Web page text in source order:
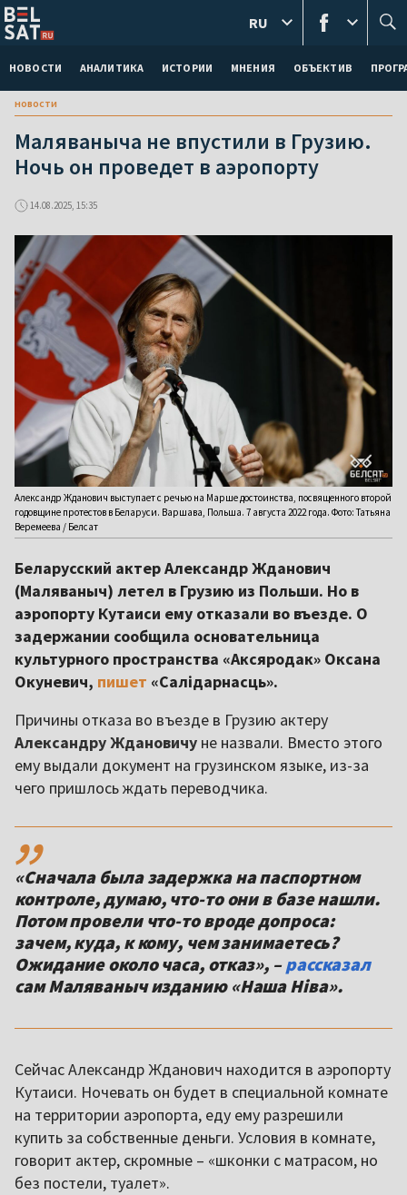
НОВОСТИ АНАЛИТИКА ИСТОРИИ МНЕНИЯ ОБЪЕКТИВ
RU
новости
Маляваныча не впустили в Грузию.
Ночь он проведет в аэропорту
14.08.2025, 15:35
Александр Жданович выступает с речью на Марше достоинства, посвященного второй
годовщине протестов в Беларуси. Варшава, Польша. 7 августа 2022 года. Фото: Татьяна
Веремеева / Белсат
Беларусский актер Александр Жданович
(Маляваныч) летел в Грузию из Польши. Но в
аэропорту Кутаиси ему отказали во въезде. О
задержании сообщила основательница
культурного пространства «Аксяродак» Оксана
Окуневич, пишет «Салідарнасць».
Причины отказа во въезде в Грузию актеру
Александру Ждановичу не назвали. Вместо этого
ему выдали документ на грузинском языке, из-за
чего пришлось ждать переводчика.
,,
«Сначала была задержка на паспортном
контроле, думаю, что-то они в базе нашли.
Потом провели что-то вроде допроса:
зачем, куда, к кому, чем занимаетесь?
Ожидание около часа, отказ», – рассказал
сам Маляваныч изданию «Наша Ніва».
Сейчас Александр Жданович находится в аэропорту
Кутаиси. Ночевать он будет в специальной комнате
на территории аэропорта, еду ему разрешили
купить за собственные деньги. Условия в комнате,
говорит актер, скромные – «шконки с матрасом, но
без постели, туалет».